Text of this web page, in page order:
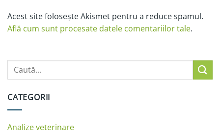
CATEGORII
Analize veterinare
Acest site folosește Akismet pentru a reduce spamul.
Află cum sunt procesate datele comentariilor tale.